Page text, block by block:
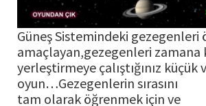
Güneş Sistemindeki gezegenleri
amaçlayan,gezegenleri zamana
yerleştirmeye çalıştığınız
oyun…Gezegenlerin sırasını
tam olarak öğrenmek için ve